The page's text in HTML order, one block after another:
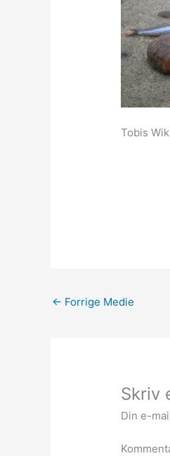
Tobis
← Forrige Medie
Skriv
Din e-